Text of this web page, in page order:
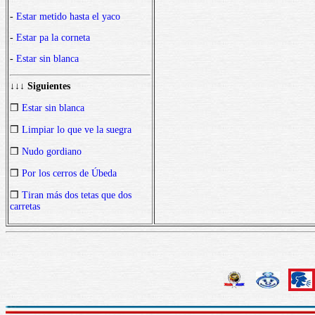
- Estar metido hasta el yaco
- Estar pa la corneta
- Estar sin blanca
↓↓↓ Siguientes
❒ Estar sin blanca
❒ Limpiar lo que ve la suegra
❒ Nudo gordiano
❒ Por los cerros de Úbeda
❒ Tiran más dos tetas que dos
carretas